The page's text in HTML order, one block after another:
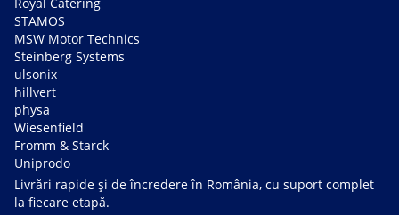
STAMOS
MSW Motor Technics
Steinberg Systems
ulsonix
hillvert
physa
Wiesenfield
Fromm & Starck
Uniprodo
Livrări rapide și de încredere în România, cu suport complet
la fiecare etapă.